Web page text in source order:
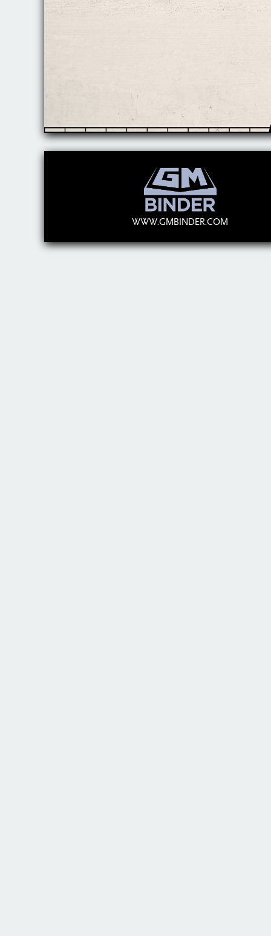
WWW.GMBINDER.COM